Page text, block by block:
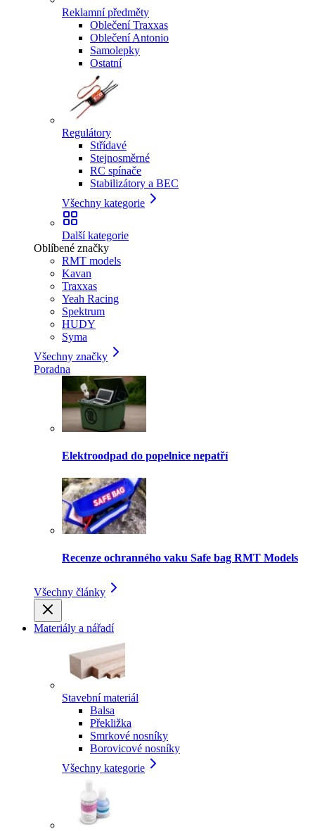
Reklamní předměty
Oblečení Traxxas
Oblečení Antonio
Samolepky
Ostatní
Regulátory
Střídavé
Stejnosměrné
RC spínače
Stabilizátory a BEC
Všechny kategorie
Další kategorie
Oblíbené značky
RMT models
Kavan
Traxxas
Yeah Racing
Spektrum
HUDY
Syma
Všechny značky
Poradna
Elektroodpad do popelnice nepatří
Recenze ochranného vaku Safe bag RMT Models
Všechny články
Materiály a nářadí
Stavební materiál
Balsa
Překližka
Smrkové nosníky
Borovicové nosníky
Všechny kategorie